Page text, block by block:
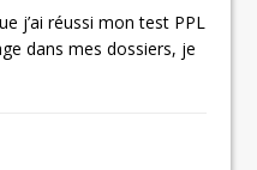
j’ai réussi mon test PPL
dans mes dossiers, je